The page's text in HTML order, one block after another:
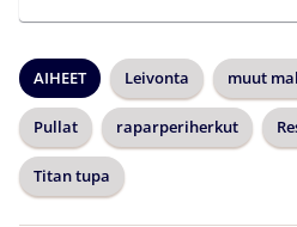
AIHEET Leivonta muut
Pullat raparperiherkut
Titan tupa